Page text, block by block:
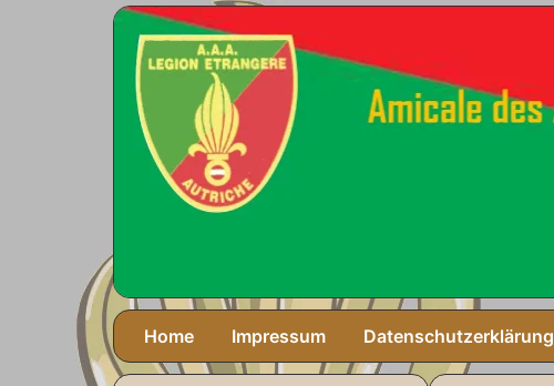
Home Impressum Datenschutzerklärung